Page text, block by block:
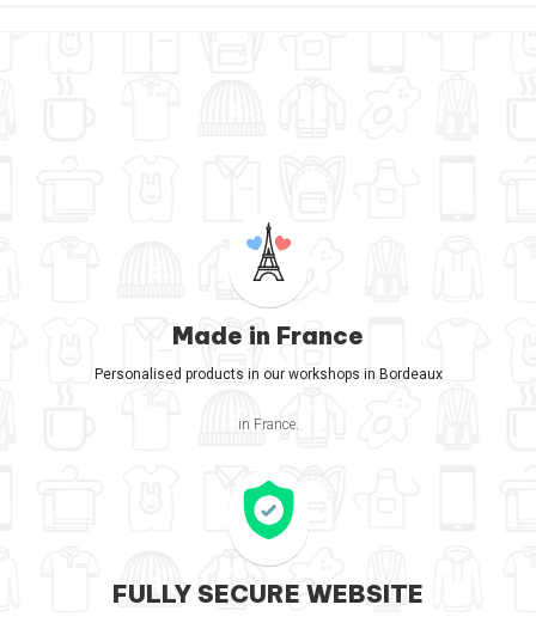
Made in France
Personalised products in our workshops in Bordeaux
in France.
FULLY SECURE WEBSITE